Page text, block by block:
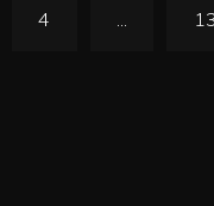
4 ...